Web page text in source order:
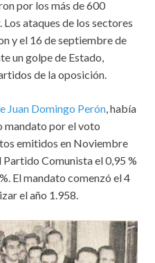
por los más de 600
ataques de los sectores
y el 16 de septiembre de
un golpe de Estado,
de la oposición.
Juan Domingo Perón, había
mandato por el voto
emitidos en Noviembre
Partido Comunista el 0,95 %
El mandato comenzó el 4
el año 1.958.